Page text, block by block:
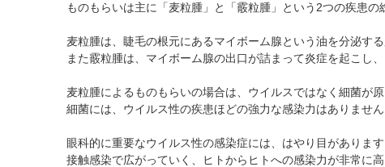
院内の様子・設備
院内の様子
検査･治療･手術機器
ぶどう膜炎専門治療ページ
網膜・硝子体専門治療を予約
白内障専門治療を予約
白内障手術公開講座を予約
黄斑専門治療を予約
予約をキャンセルする
乱視用コンタクト
サークルレンズ
ものもらいは主に「麦粒腫」と「霰粒腫」という2つの疾患の
麦粒腫は、睫毛の根元にあるマイボーム腺という油を分泌す
また霰粒腫は、マイボーム腺の出口が詰まって炎症を起こし
麦粒腫によるものもらいの場合は、ウイルスではなく細菌が原
細菌には、ウイルス性の疾患ほどの強力な感染力はありません
眼科的に重要なウイルス性の感染症には、はやり目がありま
接触感染で広がっていく、ヒトからヒトへの感染力が非常に